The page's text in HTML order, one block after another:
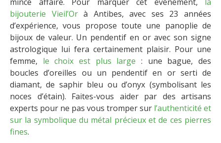
bijouterie Vieil’Orà Antibes, avec ses 23 années
d’expérience, vous propose toute une panoplie de
bijoux de valeur. Un pendentif en or avec son signe
astrologique lui fera certainement plaisir. Pour une
femme, le choix est plus large : une bague, des
boucles d’oreilles ou un pendentif en or serti de
diamant, de saphir bleu ou d’onyx (symbolisant les
noces d’étain). Faites-vous aider par des artisans
experts pour ne pas vous tromper sur l’authenticité et
sur la symbolique du métal précieux et de ces pierres
fines.